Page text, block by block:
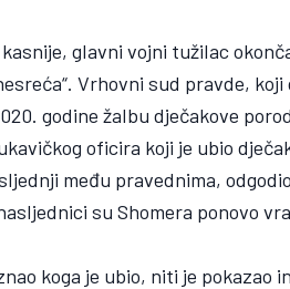
glavni vojni tužilac
Vrhovni sud pravde,
godine žalbu dječakove
oficira koji je ubio
među pravednima,
su Shomera ponovo
koga je ubio, niti je pokazao